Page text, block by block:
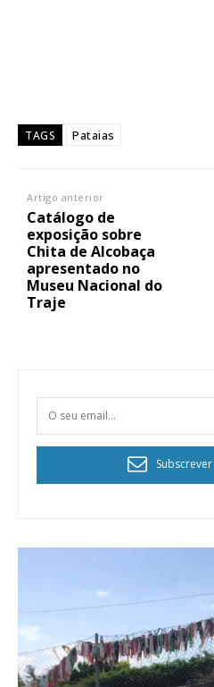
TAGS Pataias
Artigo anterior
Catálogo de
exposição sobre
Chita de Alcobaça
apresentado no
Museu Nacional do
Traje